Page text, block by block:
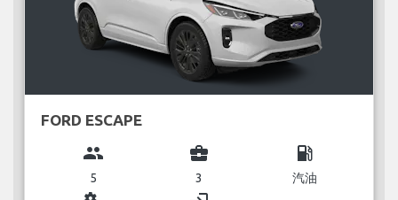
FORD ESCAPE
group
5
business_center
3
local_gas_station
汽油